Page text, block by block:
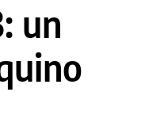
un